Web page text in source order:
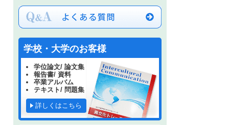
学校・大学のお客様
学位論文/ 論文集
報告書/ 資料
卒業アルバム
テキスト/ 問題集
詳しくはこちら